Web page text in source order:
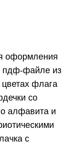
оформления
пдф-файле из
флага
со
алфавита и
с